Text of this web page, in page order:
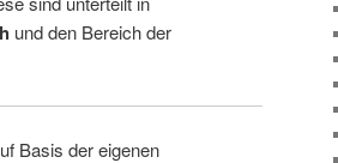
und den Bereich der
Basis der eigenen